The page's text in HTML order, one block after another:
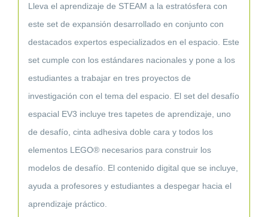
Lleva el aprendizaje de STEAM a la estratósfera con
este set de expansión desarrollado en conjunto con
destacados expertos especializados en el espacio. Este
set cumple con los estándares nacionales y pone a los
estudiantes a trabajar en tres proyectos de
investigación con el tema del espacio. El set del desafío
espacial EV3 incluye tres tapetes de aprendizaje, uno
de desafío, cinta adhesiva doble cara y todos los
elementos LEGO® necesarios para construir los
modelos de desafío. El contenido digital que se incluye,
ayuda a profesores y estudiantes a despegar hacia el
aprendizaje práctico.